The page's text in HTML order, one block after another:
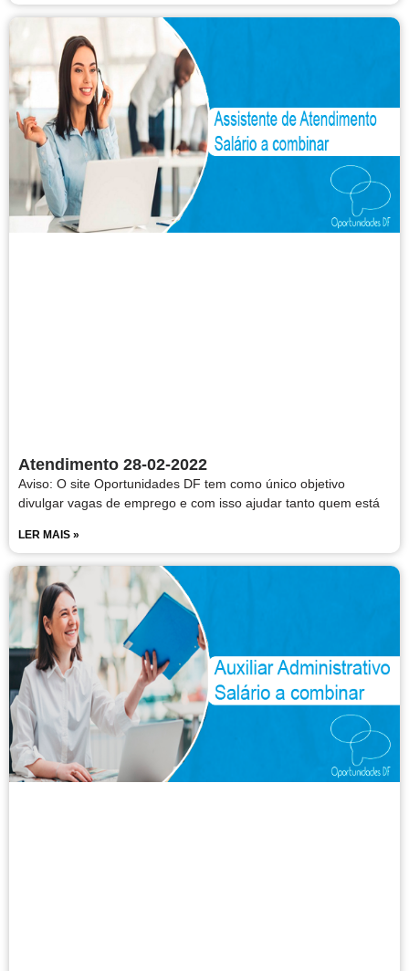
Atendimento 28-02-2022
Aviso: O site Oportunidades DF tem como único objetivo
divulgar vagas de emprego e com isso ajudar tanto quem está
LER MAIS »